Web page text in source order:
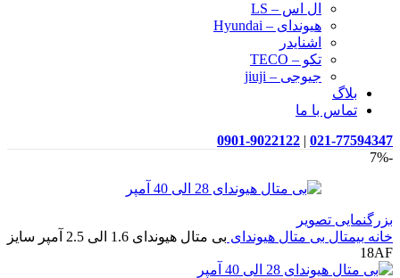
ال اس – LS
هیوندای – Hyundai
اشنایدر
تکو – TECO
جیوجی – jiuji
بلاگ
تماس با ما
021-77594347
|
0901-9022122
-7%
بزرگنمایی تصویر
خانه بیمتال بی متال هیوندای
بی متال هیوندای 1.6 الی 2.5 آمپر سایز
18AF